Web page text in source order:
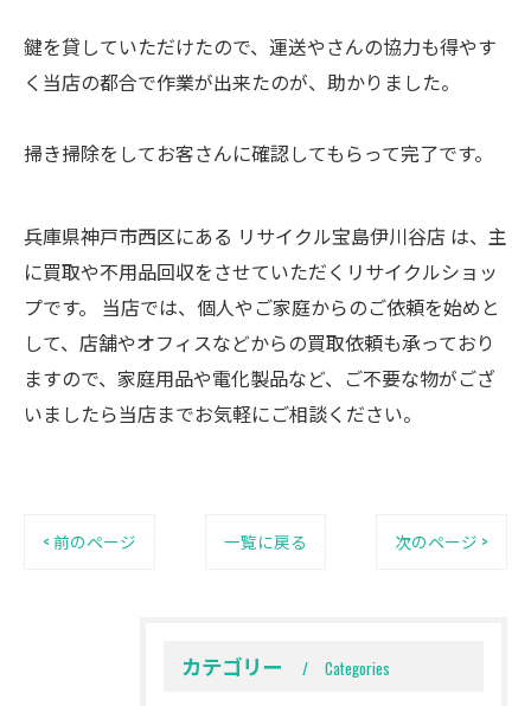
鍵を貸していただけたので、運送やさんの協力も得やす
く当店の都合で作業が出来たのが、助かりました。
掃き掃除をしてお客さんに確認してもらって完了です。
兵庫県神戸市西区にある リサイクル宝島伊川谷店 は、主
に買取や不用品回収をさせていただくリサイクルショッ
プです。 当店では、個人やご家庭からのご依頼を始めと
して、店舗やオフィスなどからの買取依頼も承っており
ますので、家庭用品や電化製品など、ご不要な物がござ
いましたら当店までお気軽にご相談ください。
< 前のページ 一覧に戻る 次のページ >
カテゴリー Categories